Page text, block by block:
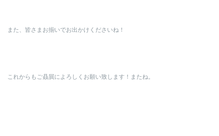
また、皆さまお揃いでお出かけくださいね！
これからもご贔屓によろしくお願い致します！またね。